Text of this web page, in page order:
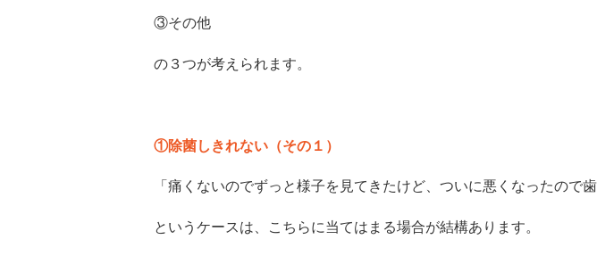
③その他
の３つが考えられます。
①除菌しきれない（その１）
「痛くないのでずっと様子を見てきたけど、ついに悪くなったので歯
というケースは、こちらに当てはまる場合が結構あります。